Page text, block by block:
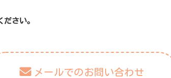
さい。
メールでのお問い合わせ